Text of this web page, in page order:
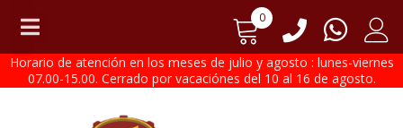
0
Horario de atención en los meses de julio y agosto : lunes-viernes
07.00-15.00. Cerrado por vacaciónes del 10 al 16 de agosto.